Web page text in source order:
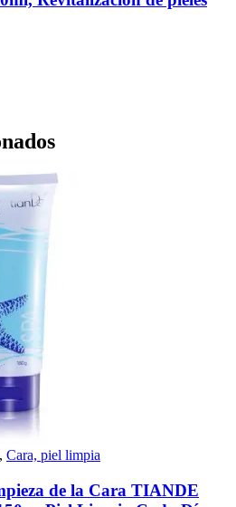
, Cara, piel limpia
de la Cara TIANDE